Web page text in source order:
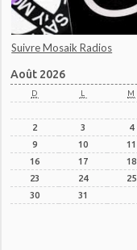
Suivre Mosaik Radios
Août 2026
D L M
2
3 4
9
10 11
16
17 18
23
24 25
30
31